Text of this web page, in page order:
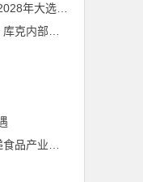
年大选猜测
露卸任原因
发展新潮流